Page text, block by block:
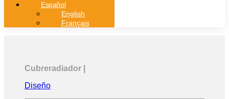
Español
English
Français
Cubreradiador |
Diseño